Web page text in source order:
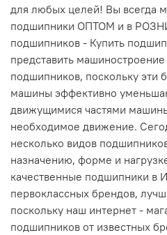
для любых целей! Вы всегда
подшипники ОПТОМ и в
подшипников - Купить
представить
подшипников, поскольку эти
машины эффективно
движущимися частями
необходимое движение.
несколько видов
назначению, форме и
качественные подшипники в
первоклассных брендов,
поскольку наш интернет -
подшипников от известных